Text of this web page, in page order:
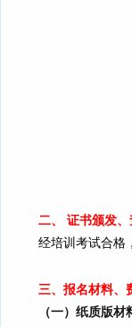
二、 证书颁发、
经培训考试合格
三、报名材料、
（一）纸质版材